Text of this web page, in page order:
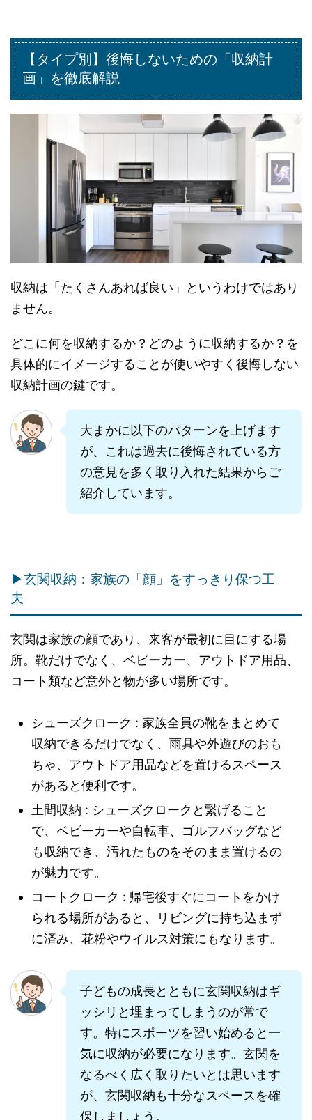
【タイプ別】後悔しないための「収納計
画」を徹底解説
収納は「たくさんあれば良い」というわけではあり
ません。
どこに何を収納するか？どのように収納するか？を
具体的にイメージすることが使いやすく後悔しない
収納計画の鍵です。
大まかに以下のパターンを上げます
が、これは過去に後悔されている方
の意見を多く取り入れた結果からご
紹介しています。
▶玄関収納：家族の「顔」をすっきり保つ工
夫
玄関は家族の顔であり、来客が最初に目にする場
所。靴だけでなく、ベビーカー、アウトドア用品、
コート類など意外と物が多い場所です。
シューズクローク : 家族全員の靴をまとめて
収納できるだけでなく、雨具や外遊びのおも
ちゃ、アウトドア用品などを置けるスペース
があると便利です。
土間収納 : シューズクロークと繋げること
で、ベビーカーや自転車、ゴルフバッグなど
も収納でき、汚れたものをそのまま置けるの
が魅力です。
コートクローク : 帰宅後すぐにコートをかけ
られる場所があると、リビングに持ち込まず
に済み、花粉やウイルス対策にもなります。
子どもの成長とともに玄関収納はギ
ッシリと埋まってしまうのが常で
す。特にスポーツを習い始めると一
気に収納が必要になります。玄関を
なるべく広く取りたいとは思います
が、玄関収納も十分なスペースを確
保しましょう。